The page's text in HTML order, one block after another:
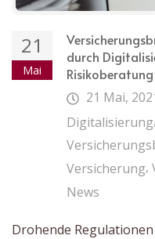
21
Mai
durch
Risikoberatung
21 Mai,
Digitalisierung,
Versicherung,
News
Drohende